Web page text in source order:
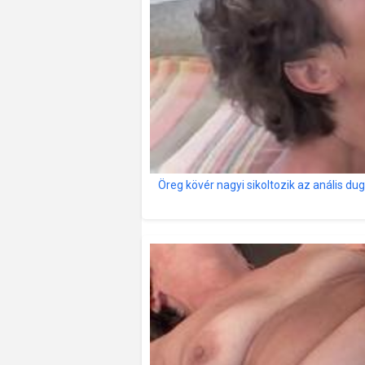
Öreg kövér nagyi sikoltozik az anális